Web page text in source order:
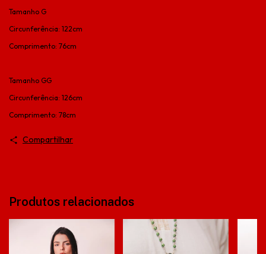
Tamanho G
Circunferência: 122cm
Comprimento: 76cm
Tamanho GG
Circunferência: 126cm
Comprimento: 78cm
Compartilhar
Produtos relacionados